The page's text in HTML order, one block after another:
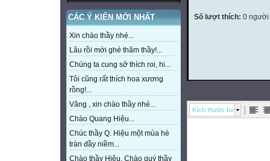
CÁC Ý KIẾN MỚI NHẤT
Xin chào thầy nhé...
Lâu rồi mới ghé thăm thầy!...
Chúng ta cung sở thích roi, hi...
Tôi cũng rất thích hoa xương
rồng!...
Vâng , xin chào thầy nhé...
Chào Quang Hiệu...
Chúc thầy Q. Hiệu một mùa hè
tràn đầy niềm...
Chào thầy Hiệu, Chào quý thầy
Số lượt thích: 0 người
Kích thước font